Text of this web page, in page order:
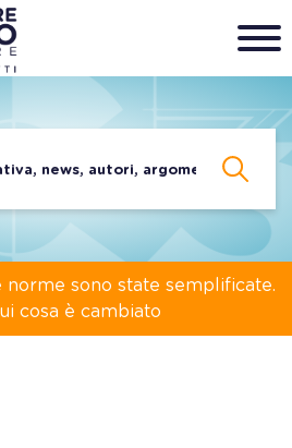
norme sono state semplificate.
cosa è cambiato